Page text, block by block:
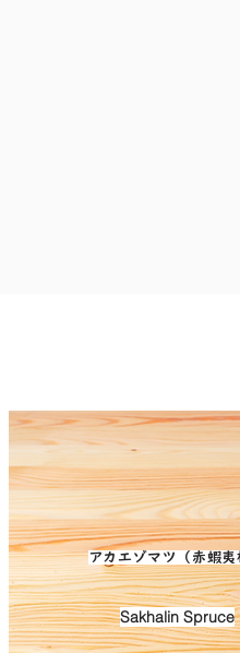
アカエゾマツ（赤蝦夷
Sakhalin Spruce